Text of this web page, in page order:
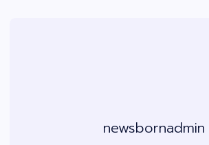
newsbornadmin